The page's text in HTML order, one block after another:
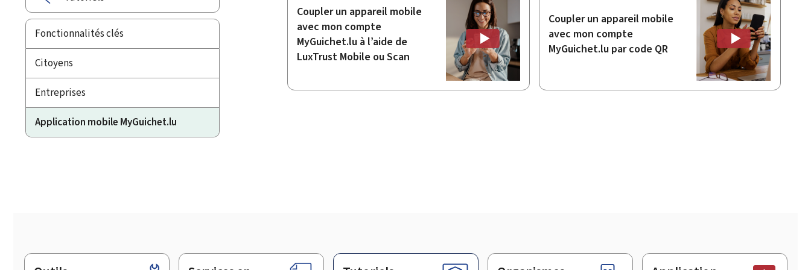
Fonctionnalités clés
Citoyens
Entreprises
Application mobile MyGuichet.lu
Coupler un appareil mobile
avec mon compte
MyGuichet.lu à l’aide de
LuxTrust Mobile ou Scan
Coupler un appareil mobile
avec mon compte
MyGuichet.lu par code QR